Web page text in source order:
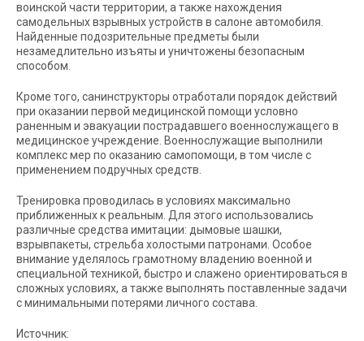
воинской части территории, а также нахождения
самодельных взрывных устройств в салоне автомобиля.
Найденные подозрительные предметы были
незамедлительно изъяты и уничтожены безопасным
способом.
Кроме того, санинструкторы отработали порядок действий
при оказании первой медицинской помощи условно
раненным и эвакуации пострадавшего военнослужащего в
медицинское учреждение. Военнослужащие выполнили
комплекс мер по оказанию самопомощи, в том числе с
применением подручных средств.
Тренировка проводилась в условиях максимально
приближенных к реальным. Для этого использовались
различные средства имитации: дымовые шашки,
взрывпакеты, стрельба холостыми патронами. Особое
внимание уделялось грамотному владению военной и
специальной техникой, быстро и слажено ориентироваться в
сложных условиях, а также выполнять поставленные задачи
с минимальными потерями личного состава.
Источник: